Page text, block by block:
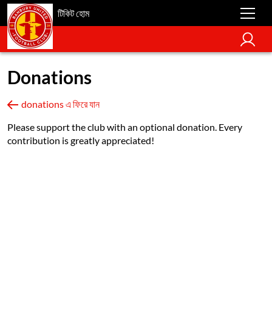
টিকিট হোম
Donations
donations এ ফিরে যান
Please support the club with an optional donation. Every
contribution is greatly appreciated!